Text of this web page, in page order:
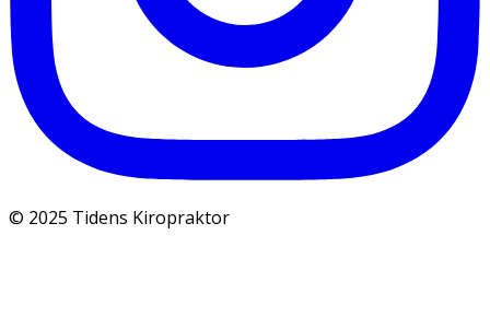
© 2025 Tidens Kiropraktor